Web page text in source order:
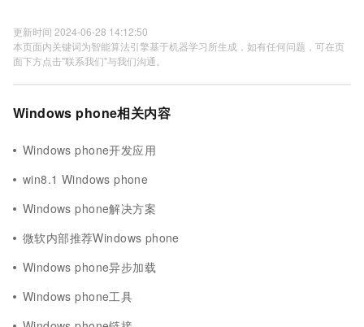
更新时间 2024-06-28 14:12:50
本页面内关键词为智能算法引擎基于机器学习所生成，如有任何问题，可在页
面下方点击"联系我们"与我们沟通。
Windows phone相关内容
Windows phone开发应用
win8.1 Windows phone
Windows phone解决方案
微软内部推荐Windows phone
Windows phone异步加载
Windows phone工具